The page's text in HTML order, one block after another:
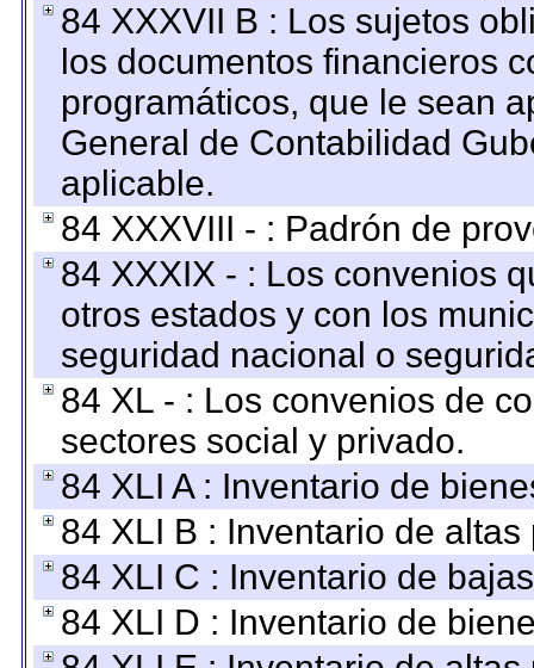
84 XXXVII B : Los sujetos
los documentos financieros
programáticos, que le sean
General de Contabilidad
aplicable.
84 XXXVIII - : Padrón de
84 XXXIX - : Los convenios
otros estados y con los
seguridad nacional o
84 XL - : Los convenios de
sectores social y privado.
84 XLI A : Inventario de
84 XLI B : Inventario de
84 XLI C : Inventario de
84 XLI D : Inventario de